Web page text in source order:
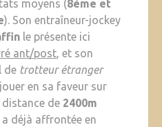
moyens (8ème et
). Son entraîneur-jockey
le présente ici
ant/post, et son
de trotteur étranger
en sa faveur sur
distance de 2400m
a déjà affrontée en